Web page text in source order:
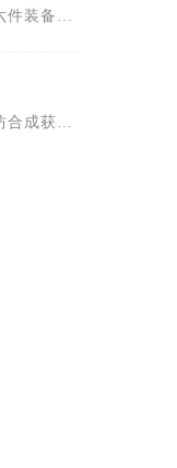
加页手记进图阶段，玩家可以携带六件装备，其中武器，照明道具都...
乱斗西游远影套四件套主要通过工坊合成获取，同时套装的部分部件...